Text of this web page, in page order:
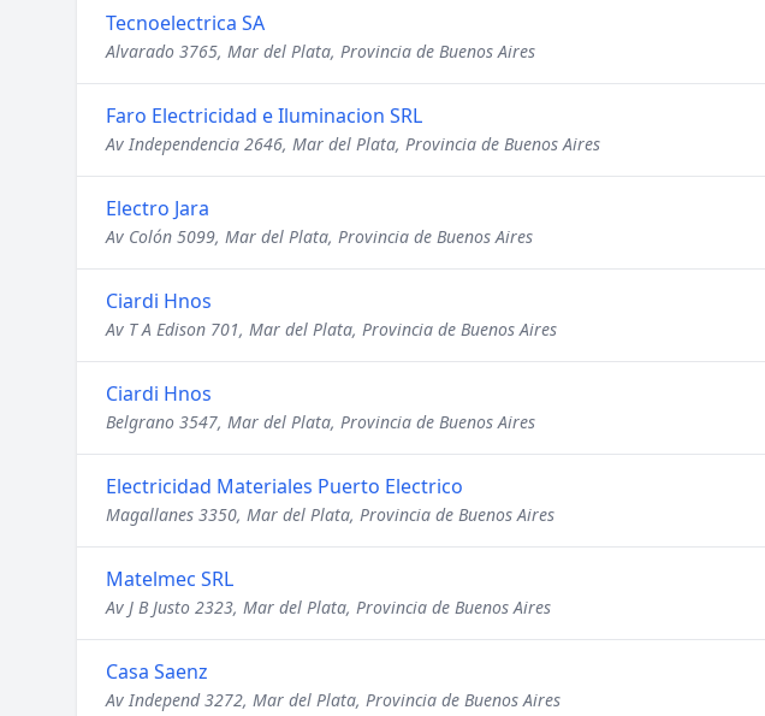
Tecnoelectrica SA
Alvarado 3765, Mar del Plata, Provincia de Buenos Aires
Faro Electricidad e Iluminacion SRL
Av Independencia 2646, Mar del Plata, Provincia de Buenos Aires
Electro Jara
Av Colón 5099, Mar del Plata, Provincia de Buenos Aires
Ciardi Hnos
Av T A Edison 701, Mar del Plata, Provincia de Buenos Aires
Ciardi Hnos
Belgrano 3547, Mar del Plata, Provincia de Buenos Aires
Electricidad Materiales Puerto Electrico
Magallanes 3350, Mar del Plata, Provincia de Buenos Aires
Matelmec SRL
Av J B Justo 2323, Mar del Plata, Provincia de Buenos Aires
Casa Saenz
Av Independ 3272, Mar del Plata, Provincia de Buenos Aires